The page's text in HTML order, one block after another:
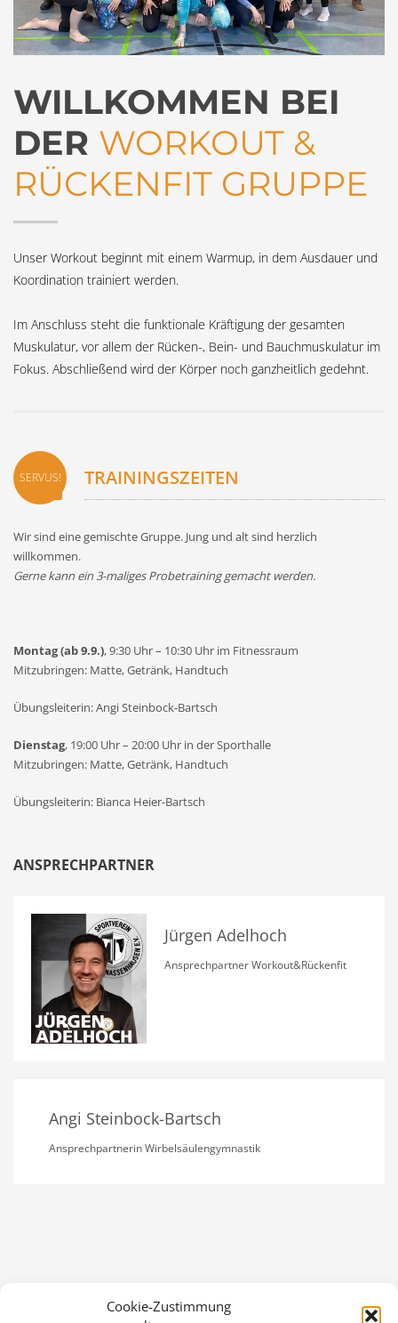
Cookie-Zustimmung
WILLKOMMEN BEI
DER WORKOUT &
RÜCKENFIT GRUPPE
Unser Workout beginnt mit einem Warmup, in dem Ausdauer und
Koordination trainiert werden.
Im Anschluss steht die funktionale Kräftigung der gesamten
Muskulatur, vor allem der Rücken-, Bein- und Bauchmuskulatur im
Fokus. Abschließend wird der Körper noch ganzheitlich gedehnt.
SERVUS! TRAININGSZEITEN
Wir sind eine gemischte Gruppe. Jung und alt sind herzlich
willkommen.
Gerne kann ein 3-maliges Probetraining gemacht werden.
Montag (ab 9.9.), 9:30 Uhr – 10:30 Uhr im Fitnessraum
Mitzubringen: Matte, Getränk, Handtuch
Übungsleiterin: Angi Steinbock-Bartsch
Dienstag, 19:00 Uhr – 20:00 Uhr in der Sporthalle
Mitzubringen: Matte, Getränk, Handtuch
Übungsleiterin: Bianca Heier-Bartsch
ANSPRECHPARTNER
Jürgen Adelhoch
Ansprechpartner Workout&Rückenfit
Angi Steinbock-Bartsch
Ansprechpartnerin Wirbelsäulengymnastik